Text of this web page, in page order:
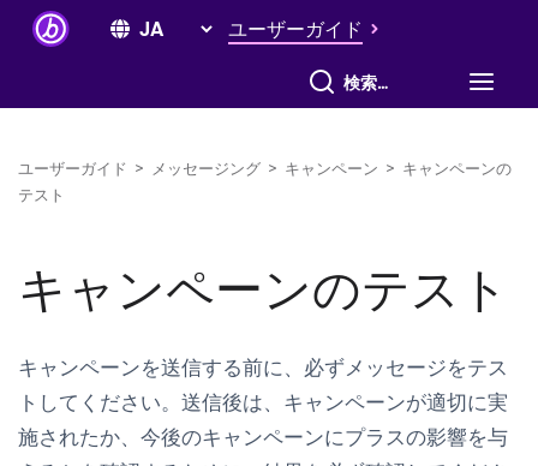
ユーザーガイド
すべて検索
ユーザーガイド > メッセージング > キャンペーン > キャンペーンの
テスト
キャンペーンのテスト
キャンペーンを送信する前に、必ずメッセージをテス
トしてください。送信後は、キャンペーンが適切に実
施されたか、今後のキャンペーンにプラスの影響を与